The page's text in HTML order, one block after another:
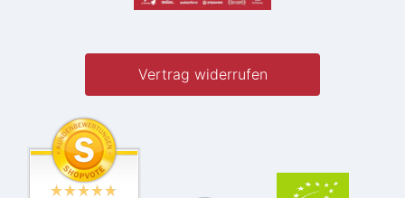
Vertrag widerrufen